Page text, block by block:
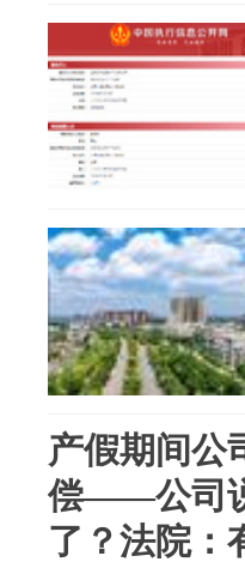
产假期间公
偿——公司
了？法院：